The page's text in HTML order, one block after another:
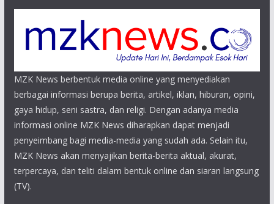
MZK News berbentuk media online yang menyediakan
berbagai informasi berupa berita, artikel, iklan, hiburan, opini,
gaya hidup, seni sastra, dan religi. Dengan adanya media
informasi online MZK News diharapkan dapat menjadi
penyeimbang bagi media-media yang sudah ada. Selain itu,
MZK News akan menyajikan berita-berita aktual, akurat,
terpercaya, dan teliti dalam bentuk online dan siaran langsung
(TV).